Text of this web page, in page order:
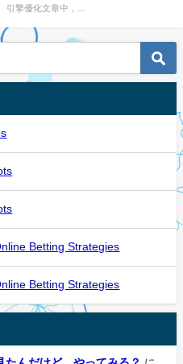
引擎優化文章中，...
Betting Strategies
Betting Strategies